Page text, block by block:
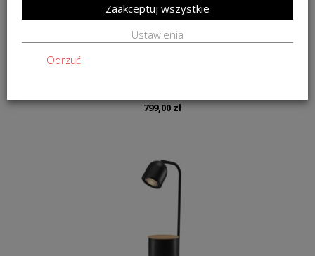
799,00zł
Ustawienia
Odrzuć
Zaakceptuj wszystkie